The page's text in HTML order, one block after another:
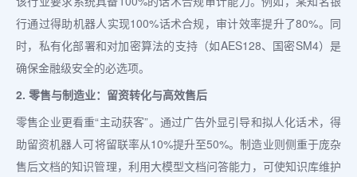
行通过得助机器人实现100%话术合规，审计效率提升了80%。同
时，私有化部署和对加密算法的支持（如AES128、国密SM4）是
确保金融级安全的必选项。
2. 零售与制造业：留资转化与高效售后
零售企业更看重“主动获客”。通过广告外显引导和拟人化话术，得
助留资机器人可将留联率从10%提升至50%。制造业则侧重于庞杂
售后文档的知识管理，利用大模型文档问答能力，可使知识库维护